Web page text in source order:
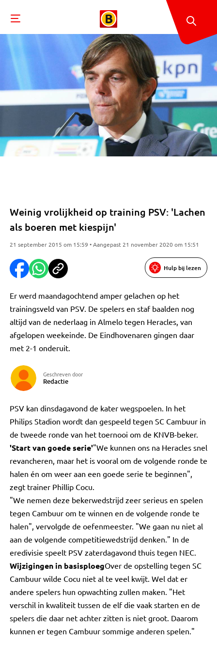
Weinig vrolijkheid op training PSV: 'Lachen
als boeren met kiespijn'
21 september 2015 om 15:59 • Aangepast 21 november 2020 om 15:51
Hulp bij lezen
Er werd maandagochtend amper gelachen op het
trainingsveld van PSV. De spelers en staf baalden nog
altijd van de nederlaag in Almelo tegen Heracles, van
afgelopen weekeinde. De Eindhovenaren gingen daar
met 2-1 onderuit.
Geschreven door
Redactie
PSV kan dinsdagavond de kater wegspoelen. In het
Philips Stadion wordt dan gespeeld tegen SC Cambuur in
de tweede ronde van het toernooi om de KNVB-beker.
'Start van goede serie'"We kunnen ons na Heracles snel
revancheren, maar het is vooral om de volgende ronde te
halen én om weer aan een goede serie te beginnen",
zegt trainer Phillip Cocu.
"We nemen deze bekerwedstrijd zeer serieus en spelen
tegen Cambuur om te winnen en de volgende ronde te
halen", vervolgde de oefenmeester. "We gaan nu niet al
aan de volgende competitiewedstrijd denken." In de
eredivisie speelt PSV zaterdagavond thuis tegen NEC.
Wijzigingen in basisploegOver de opstelling tegen SC
Cambuur wilde Cocu niet al te veel kwijt. Wel dat er
andere spelers hun opwachting zullen maken. "Het
verschil in kwaliteit tussen de elf die vaak starten en de
spelers die daar net achter zitten is niet groot. Daarom
kunnen er tegen Cambuur sommige anderen spelen."